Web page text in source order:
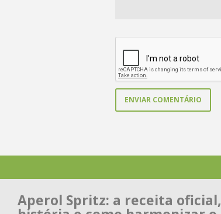
Aperol Spritz: a receita oficial,